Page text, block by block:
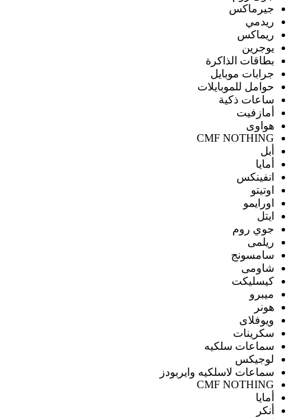
جيرماكس
ريدمي
ريماكس
يوجرين
بطاقات الذاكرة
جرابات موبايل
حوامل للموبايلات
ساعات ذكية
أمازفيت
هواوى
CMF NOTHING
أبل
أمايا
انفينكس
اوتيتو
اورايمو
ايتل
جوي روم
ريلمى
سامسونج
شاومى
كيسليكت
ميبرو
هونر
ويوفلاى
سكرينات
سماعات سلكيه
لوجيكس
سماعات لاسلكيه وايربودز
CMF NOTHING
أمايا
أنكر